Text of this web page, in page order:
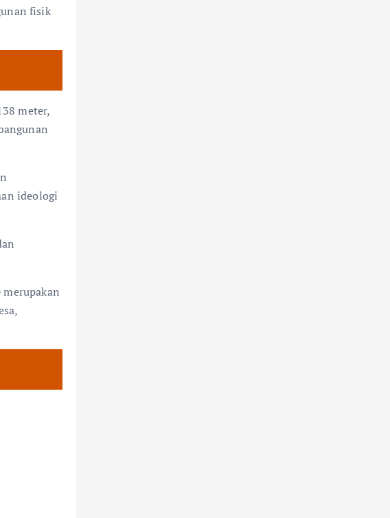
fisik
meter,
ideologi